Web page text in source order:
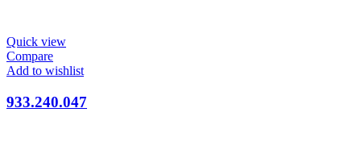
Quick view
Compare
Add to wishlist
933.240.047